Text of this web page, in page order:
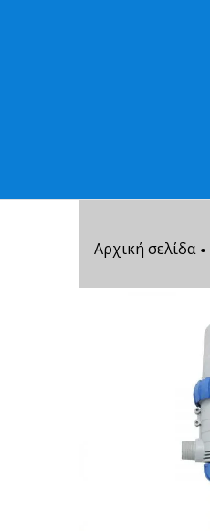
Αρχική σελίδα •